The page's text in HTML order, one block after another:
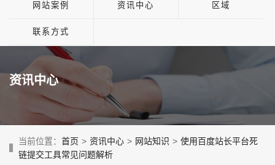
网站案例 资讯中心 区域
联系方式
资讯中心
当前位置： 首页 > 资讯中心 > 网站知识 > 使用百度站长平台死
链提交工具常见问题解析